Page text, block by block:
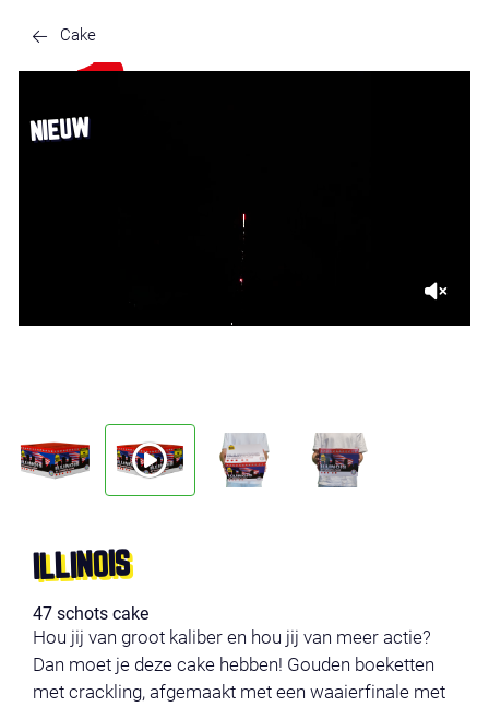
Cake
NIEUW
ILLINOIS
47 schots cake
Hou jij van groot kaliber en hou jij van meer actie?
Dan moet je deze cake hebben! Gouden boeketten
met crackling, afgemaakt met een waaierfinale met